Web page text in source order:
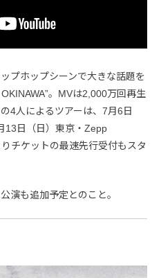
プホップシーンで大きな話題を
。MVは2,000万回再生
4人によるツアーは、7月6日
13日（日）東京・Zepp
チケットの最速先行受付もスタ
演も追加予定とのこと。